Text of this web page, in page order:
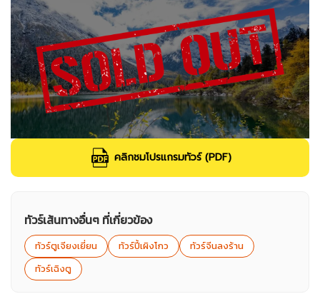
คลิกชมโปรแกรมทัวร์ (PDF)
ทัวร์เส้นทางอื่นๆ ที่เกี่ยวข้อง
ทัวร์ตูเจียงเยี่ยน ทัวร์ปี้เผิงโกว
ทัวร์จีนลงร้าน
ทัวร์เฉิงตู